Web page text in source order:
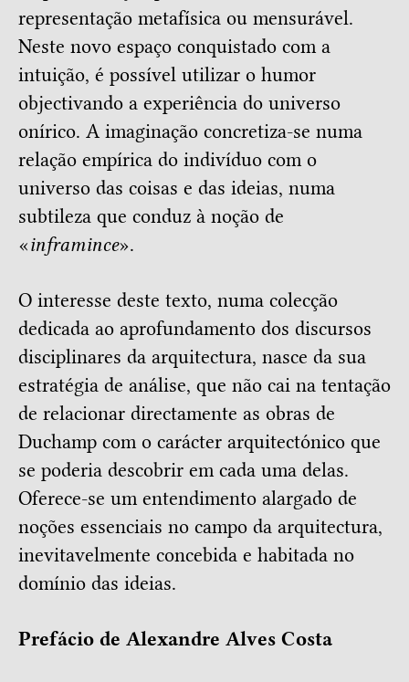
representação metafísica ou mensurável.
Neste novo espaço conquistado com a
intuição, é possível utilizar o humor
objectivando a experiência do universo
onírico. A imaginação concretiza-se numa
relação empírica do indivíduo com o
universo das coisas e das ideias, numa
subtileza que conduz à noção de
«inframince».
O interesse deste texto, numa colecção
dedicada ao aprofundamento dos discursos
disciplinares da arquitectura, nasce da sua
estratégia de análise, que não cai na tentação
de relacionar directamente as obras de
Duchamp com o carácter arquitectónico que
se poderia descobrir em cada uma delas.
Oferece-se um entendimento alargado de
noções essenciais no campo da arquitectura,
inevitavelmente concebida e habitada no
domínio das ideias.
Prefácio de Alexandre Alves Costa